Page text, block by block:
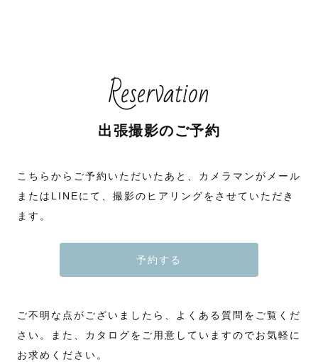
Reservation
出張撮影のご予約
こちらからご予約いただいたあと、カメラマンがメール
またはLINEにて、撮影のヒアリングをさせていただき
ます。
予約する
ご不明な点がございましたら、よくある質問をご覧くだ
さい。また、カタログをご用意していますのでお気軽に
お求めください。